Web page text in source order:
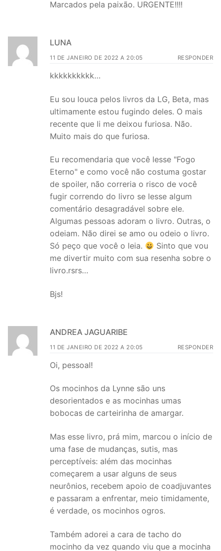
Marcados pela paixão. URGENTE!!!!
LUNA
11 DE JANEIRO DE 2022 A 20:05 RESPONDER
kkkkkkkkkk…
Eu sou louca pelos livros da LG, Beta, mas
ultimamente estou fugindo deles. O mais
recente que li me deixou furiosa. Não.
Muito mais do que furiosa.
Eu recomendaria que você lesse "Fogo
Eterno" e como você não costuma gostar
de spoiler, não correria o risco de você
fugir correndo do livro se lesse algum
comentário desagradável sobre ele.
Algumas pessoas adoram o livro. Outras, o
odeiam. Não direi se amo ou odeio o livro.
Só peço que você o leia.
Sinto que vou
me divertir muito com sua resenha sobre o
livro.rsrs…
Bjs!
ANDREA JAGUARIBE
11 DE JANEIRO DE 2022 A 20:05 RESPONDER
Oi, pessoal!
Os mocinhos da Lynne são uns
desorientados e as mocinhas umas
bobocas de carteirinha de amargar.
Mas esse livro, prá mim, marcou o início de
uma fase de mudanças, sutis, mas
perceptíveis: além das mocinhas
começarem a usar alguns de seus
neurônios, recebem apoio de coadjuvantes
e passaram a enfrentar, meio timidamente,
é verdade, os mocinhos ogros.
Também adorei a cara de tacho do
mocinho da vez quando viu que a mocinha